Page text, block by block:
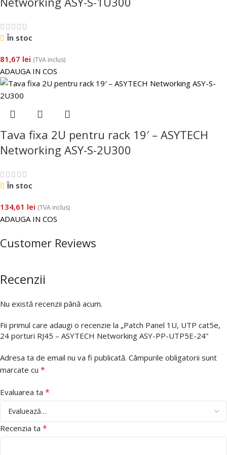
În stoc
81,67 lei (TVA inclus)
ADAUGA IN COS
Tava fixa 2U pentru rack 19′ – ASYTECH
Networking ASY-S-2U300
În stoc
134,61 lei (TVA inclus)
ADAUGA IN COS
Customer Reviews
Recenzii
Nu există recenzii până acum.
Fii primul care adaugi o recenzie la „Patch Panel 1U, UTP cat5e,
24 porturi RJ45 – ASYTECH Networking ASY-PP-UTP5E-24”
Adresa ta de email nu va fi publicată. Câmpurile obligatorii sunt
marcate cu *
Evaluarea ta *
Recenzia ta *